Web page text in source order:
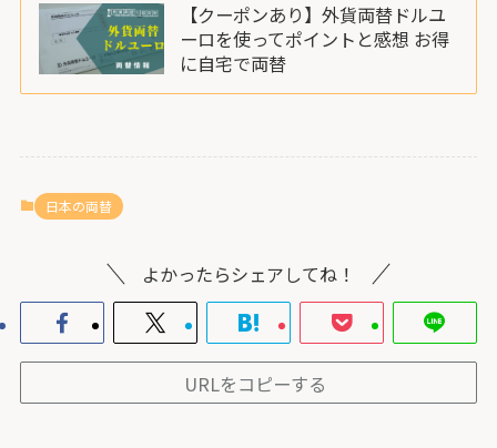
【クーポンあり】外貨両替ドルユ
ーロを使ってポイントと感想 お得
に自宅で両替
日本の両替
よかったらシェアしてね！
URLをコピーする